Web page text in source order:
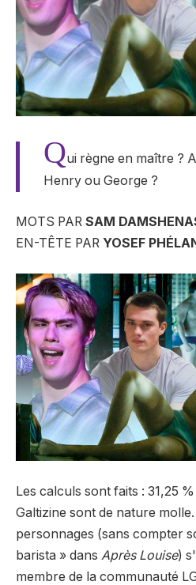
Qui règne en maître ?
Henry ou George ?
MOTS PAR SAM
EN-TÊTE PAR YOSEF
Les calculs sont faits : 31,25
Galtizine sont de nature
personnages (sans compter
barista » dans Après Louise)
membre de la communauté